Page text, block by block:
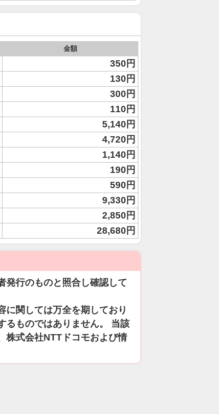
金額
350円
130円
300円
110円
5,140円
4,720円
1,140円
190円
590円
9,330円
2,850円
28,680円
発行のものと照合し確認して
に関しては万全を期しており
るものではありません。 当該
株式会社NTTドコモおよび情